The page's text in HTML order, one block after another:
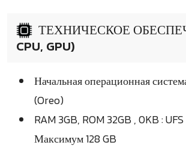
ТЕХНИЧЕСКОЕ
CPU, GPU)
Начальная операционная
(Oreo)
RAM 3GB, ROM 32GB , 0KB :
Максимум 128 GB